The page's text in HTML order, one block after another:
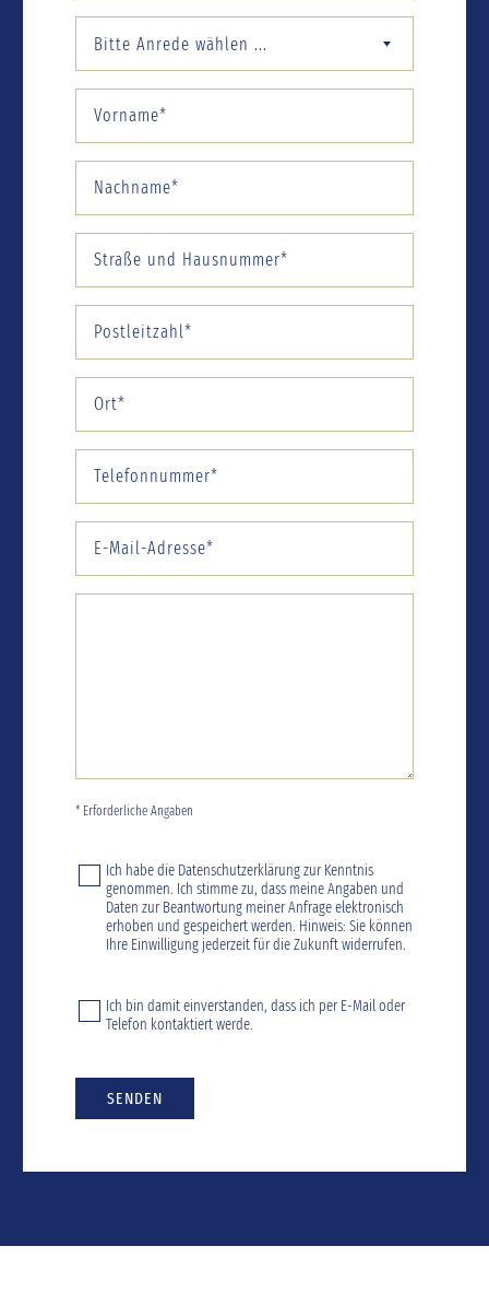
Bitte Anrede wählen ...
* Erforderliche Angaben
Ich habe die Datenschutzerklärungzur Kenntnis
genommen. Ich stimme zu, dass meine Angaben und
Daten zur Beantwortung meiner Anfrage elektronisch
erhoben und gespeichert werden. Hinweis: Sie können
Ihre Einwilligung jederzeit für die Zukunft widerrufen.
Ich bin damit einverstanden, dass ich per E-Mail oder
Telefon kontaktiert werde.
SENDEN